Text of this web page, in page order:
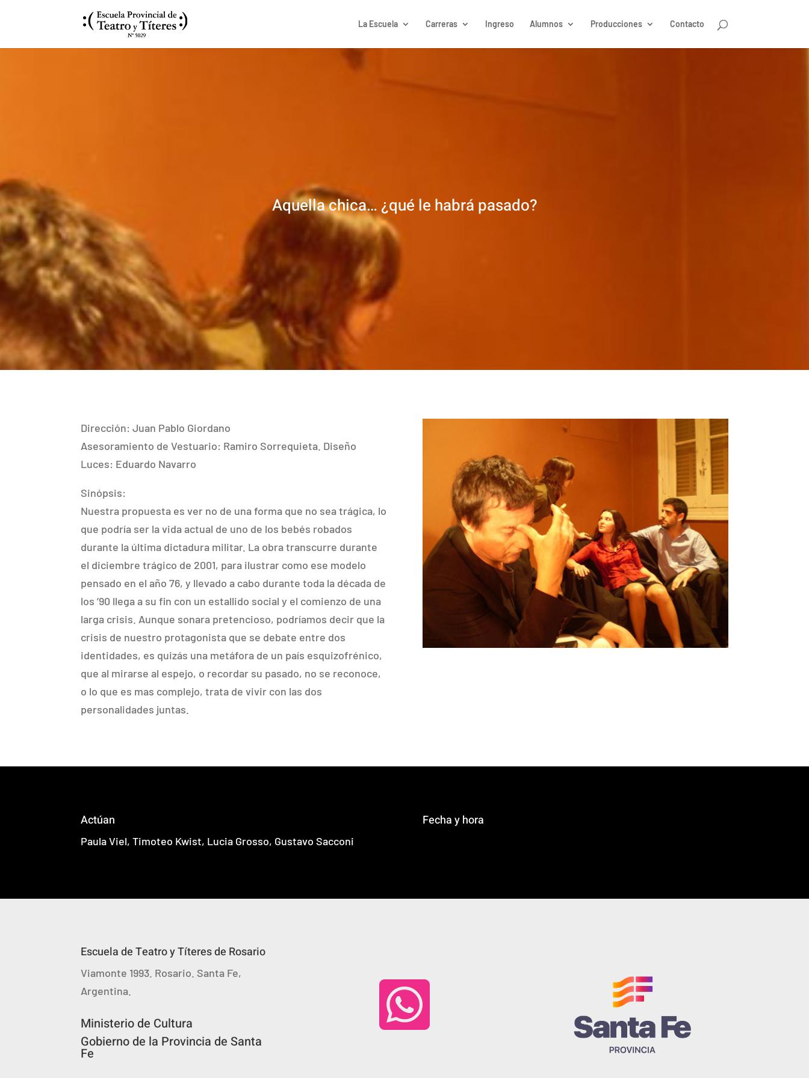
La Escuela Carreras Ingreso Alumnos Producciones Contacto
Aquella chica… ¿qué le habrá pasado?
Dirección: Juan Pablo Giordano
Asesoramiento de Vestuario: Ramiro Sorrequieta. Diseño
Luces: Eduardo Navarro
Sinópsis:
Nuestra propuesta es ver no de una forma que no sea trágica, lo
que podría ser la vida actual de uno de los bebés robados
durante la última dictadura militar. La obra transcurre durante
el diciembre trágico de 2001, para ilustrar como ese modelo
pensado en el año 76, y llevado a cabo durante toda la década de
los ’90 llega a su fin con un estallido social y el comienzo de una
larga crisis. Aunque sonara pretencioso, podríamos decir que la
crisis de nuestro protagonista que se debate entre dos
identidades, es quizás una metáfora de un país esquizofrénico,
que al mirarse al espejo, o recordar su pasado, no se reconoce,
o lo que es mas complejo, trata de vivir con las dos
personalidades juntas.
Actúan
Paula Viel, Timoteo Kwist, Lucia Grosso, Gustavo Sacconi
Fecha y hora
Escuela de Teatro y Títeres de Rosario
Viamonte 1993. Rosario. Santa Fe,
Argentina.
Ministerio de Cultura
Gobierno de la Provincia de Santa
Fe
